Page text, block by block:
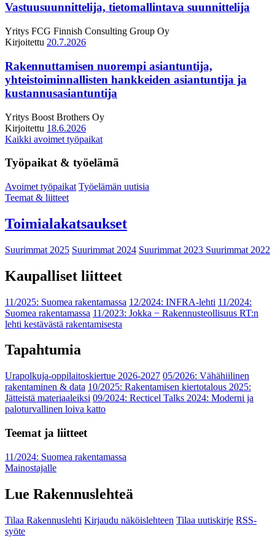
Vastuusuunnittelija, tietomallintava suunnittelija
Yritys FCG Finnish Consulting Group Oy
Kirjoitettu 20.7.2026
Rakennuttamisen nuorempi asiantuntija,
yhteistoiminnallisten hankkeiden asiantuntija ja
kustannusasiantuntija
Yritys Boost Brothers Oy
Kirjoitettu 18.6.2026
Kaikki avoimet työpaikat
Työpaikat & työelämä
Avoimet työpaikat Työelämän uutisia
Teemat & liitteet
Toimialakatsaukset
Suurimmat 2025 Suurimmat 2024 Suurimmat 2023 Suurimmat 2022
Kaupalliset liitteet
11/2025: Suomea rakentamassa 12/2024: INFRA-lehti 11/2024:
Suomea rakentamassa 11/2023: Jokka − Rakennusteollisuus RT:n
lehti kestävästä rakentamisesta
Tapahtumia
Urapolkuja-oppilaitoskiertue 2026-2027 05/2026: Vähähiilinen
rakentaminen & data 10/2025: Rakentamisen kiertotalous 2025:
Jätteistä materiaaleiksi 09/2024: Recticel Talks 2024: Moderni ja
paloturvallinen loiva katto
Teemat ja liitteet
11/2024: Suomea rakentamassa
Mainostajalle
Lue Rakennuslehteä
Tilaa Rakennuslehti Kirjaudu näköislehteen Tilaa uutiskirje RSS-
syöte